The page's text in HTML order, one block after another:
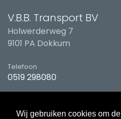
Wij gebruiken cookies om de
V.B.B. Transport BV
Holwerderweg 7
9101 PA Dokkum
Telefoon
0519 298080